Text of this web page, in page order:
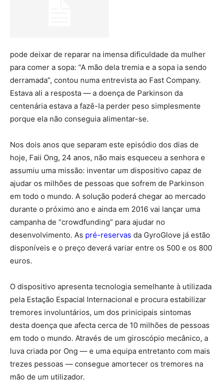
pode deixar de reparar na imensa dificuldade da mulher
para comer a sopa: “A mão dela tremia e a sopa ia sendo
derramada”, contou numa entrevista ao Fast Company.
Estava ali a resposta — a doença de Parkinson da
centenária estava a fazê-la perder peso simplesmente
porque ela não conseguia alimentar-se.
Nos dois anos que separam este episódio dos dias de
hoje, Faii Ong, 24 anos, não mais esqueceu a senhora e
assumiu uma missão: inventar um dispositivo capaz de
ajudar os milhões de pessoas que sofrem de Parkinson
em todo o mundo. A solução poderá chegar ao mercado
durante o próximo ano e ainda em 2016 vai lançar uma
campanha de “crowdfunding” para ajudar no
desenvolvimento. As pré-reservas da GyroGlove já estão
disponíveis e o preço deverá variar entre os 500 e os 800
euros.
O dispositivo apresenta tecnologia semelhante à utilizada
pela Estação Espacial Internacional e procura estabilizar
tremores involuntários, um dos prinicipais sintomas
desta doença que afecta cerca de 10 milhões de pessoas
em todo o mundo. Através de um giroscópio mecânico, a
luva criada por Ong — e uma equipa entretanto com mais
trezes pessoas — consegue amortecer os tremores na
mão de um utilizador.